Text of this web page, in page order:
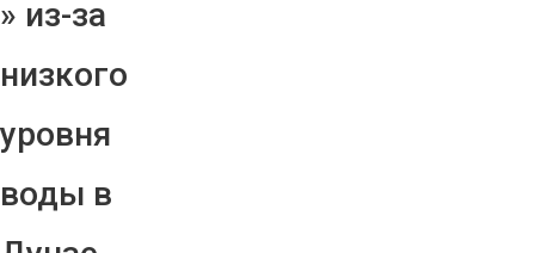
» из-за
низкого
уровня
воды в